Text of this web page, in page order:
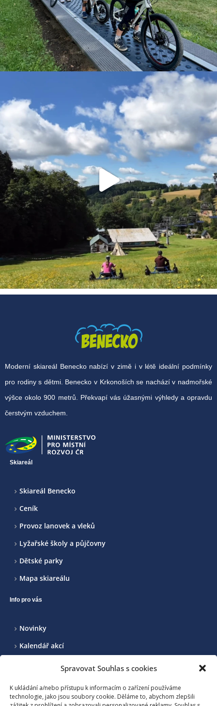
Spravovat Souhlas s cookies
K ukládání a/nebo přístupu k informacím o zařízení používáme
technologie, jako jsou soubory cookie. Děláme to, abychom zlepšili
Moderní skiareál Benecko nabízí v zimě i v létě ideální podmínky
pro rodiny s dětmi. Benecko v Krkonoších se nachází v nadmořské
výšce okolo 900 metrů. Překvapí vás úžasnými výhledy a opravdu
čerstvým vzduchem.
Skiareál
Skiareál Benecko
Ceník
Provoz lanovek a vleků
Lyžařské školy a půjčovny
Dětské parky
Mapa skiareálu
Info pro vás
Novinky
Kalendář akcí
Kontakt